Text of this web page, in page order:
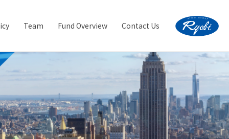
Team Fund Overview Contact Us